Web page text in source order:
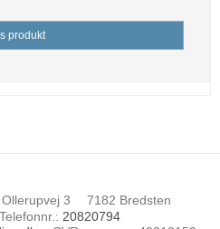
produkt
Ollerupvej 3
7182 Bredsten
Telefonnr. : 20820794